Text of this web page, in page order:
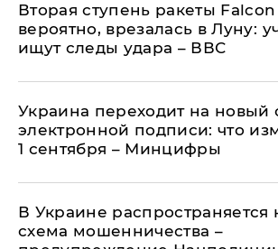
Вторая ступень ракеты Falcon
вероятно, врезалась в Луну:
ищут следы удара – ВВС
Украина переходит на новый
электронной подписи: что
1 сентября – Минцифры
В Украине распространяется
схема мошенничества –